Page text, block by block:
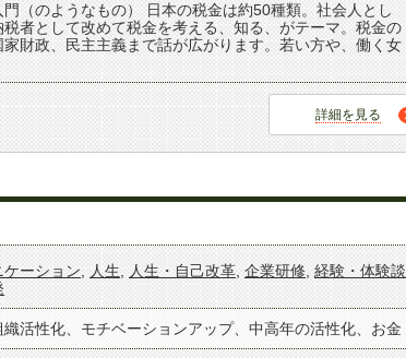
（のようなもの） 日本の税金は約50種類。社会人とし
税者として改めて税金を考える、知る、がテーマ。税金の
家財政、民主主義まで話が広がります。若い方や、働く女
詳細を見る
ケーション 人生 人生・自己改革 企業研修 経験・体験談
織活性化、モチベーションアップ、中高年の活性化、お金